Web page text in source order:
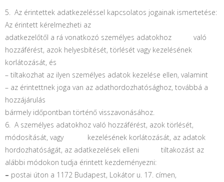
5. Az érintettek adatkezeléssel kapcsolatos jogainak ismertetése:
Az érintett kérelmezheti az
adatkezelőtől a rá vonatkozó személyes adatokhoz való
hozzáférést, azok helyesbítését, törlését vagy kezelésének
korlátozását, és
– tiltakozhat az ilyen személyes adatok kezelése ellen, valamint
– az érintettnek joga van az adathordozhatósághoz, továbbá a
hozzájárulás
bármely időpontban történő visszavonásához.
6. A személyes adatokhoz való hozzáférést, azok törlését,
módosítását, vagy kezelésének korlátozását, az adatok
hordozhatóságát, az adatkezelések elleni tiltakozást az
alábbi módokon tudja érintett kezdeményezni:
– postai úton a 1172 Budapest, Lokátor u. 17. címen,